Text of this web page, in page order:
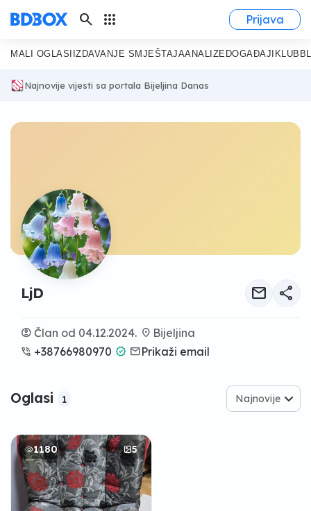
search apps Prijava
MALI OGLASI IZDAVANJE SMJEŠTAJAANALIZE DOGAĐAJI KLUB
Najnovije vijesti sa portala Bijeljina Danas
LjD mail share
account_circle Član od 04.12.2024. location_on Bijeljina
phone_in_talk +38766980970 verified emailPrikaži email
Oglasi 1 Najnovije
1180 5